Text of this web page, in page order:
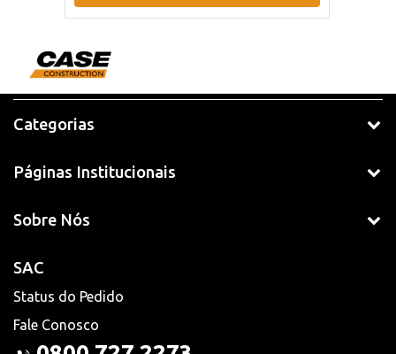
Categorias
Páginas Institucionais
Sobre Nós
SAC
Status do Pedido
Fale Conosco